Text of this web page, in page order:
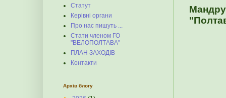
Статут
Керівні органи
Про нас пишуть ...
Стати членом ГО
"ВЕЛОПОЛТАВА"
ПЛАН ЗАХОДІВ
Контакти
Архів блогу